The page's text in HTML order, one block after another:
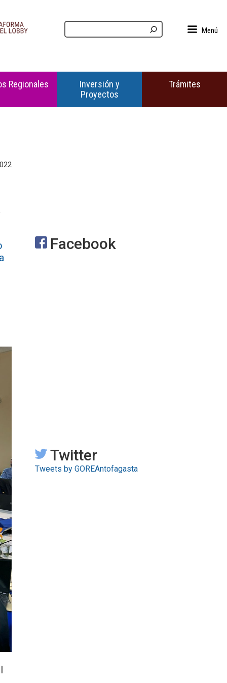
Menú
Regionales
Inversión y
Proyectos
Trámites
Facebook
Twitter
Tweets by GOREAntofagasta